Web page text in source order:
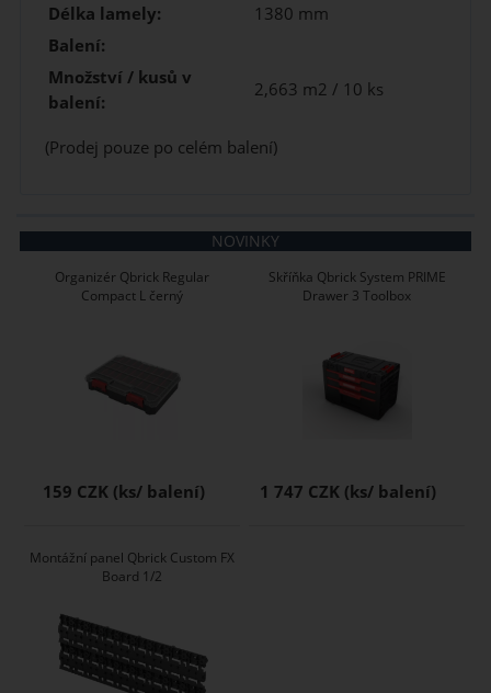
Délka lamely:
1380 mm
Balení:
Množství / kusů v
balení:
2,663 m2 / 10 ks
(Prodej pouze po celém balení)
NOVINKY
Organizér Qbrick Regular
Compact L černý
159 CZK
Skříňka Qbrick System PRIME
Drawer 3 Toolbox
1 747 CZK
Montážní panel Qbrick Custom FX
Board 1/2